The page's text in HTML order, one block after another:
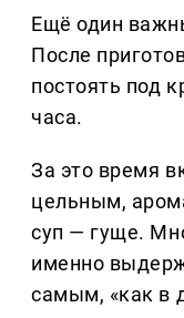
Ещё один
После
постоять под
часа.
За это время
цельным,
суп — гуще.
именно
самым, «как в